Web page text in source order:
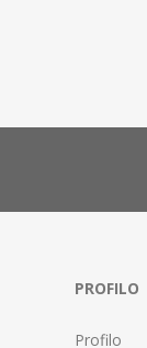
PROFILO
Profilo